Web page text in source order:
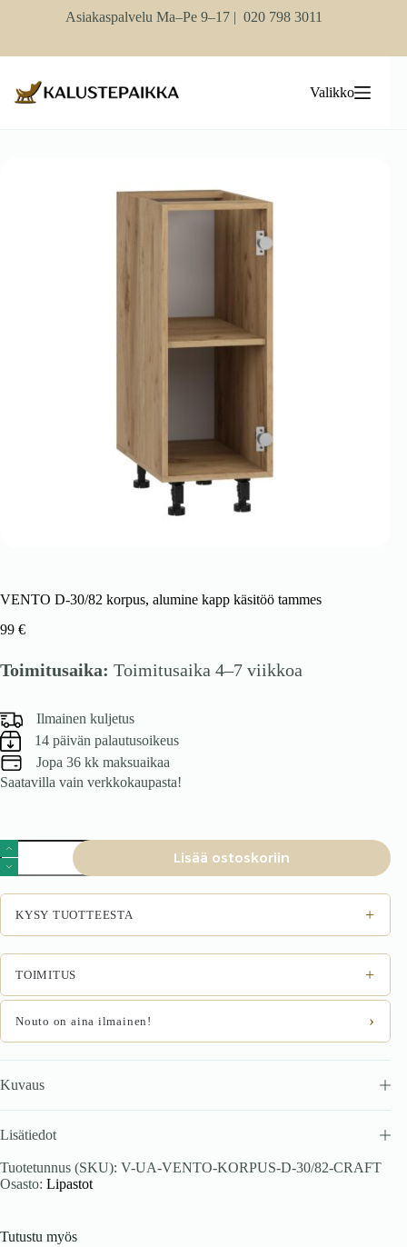
Asiakaspalvelu Ma–Pe 9–17 | 020 798 3011
Valikko
VENTO D-30/82 korpus, alumine kapp käsitöö tammes
99 €
Toimitusaika: Toimitusaika 4–7 viikkoa
Ilmainen kuljetus
14 päivän palautusoikeus
Jopa 36 kk maksuaikaa
Saatavilla vain verkkokaupasta!
VENTO
D-
30/82
korpus,
alumine
kapp
käsitöö
tammes
määrä
Lisää ostoskoriin
KYSY TUOTTEESTA +
TOIMITUS +
Nouto on aina ilmainen! ›
Kuvaus
Lisätiedot
Tuotetunnus (SKU): V-UA-VENTO-KORPUS-D-30/82-CRAFT
Osasto: Lipastot
Tutustu myös